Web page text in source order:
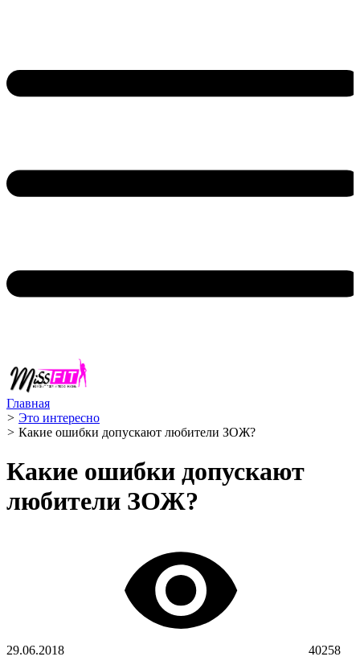
Главная
> Это интересно
> Какие ошибки допускают любители ЗОЖ?
Какие ошибки допускают
любители ЗОЖ?
29.06.2018
40258